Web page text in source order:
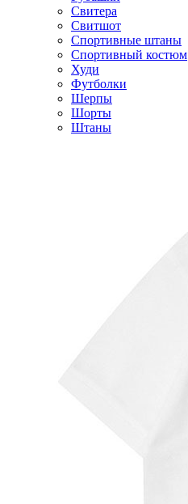
Свитера
Свитшот
Спортивные штаны
Спортивный костюм
Худи
Футболки
Шерпы
Шорты
Штаны